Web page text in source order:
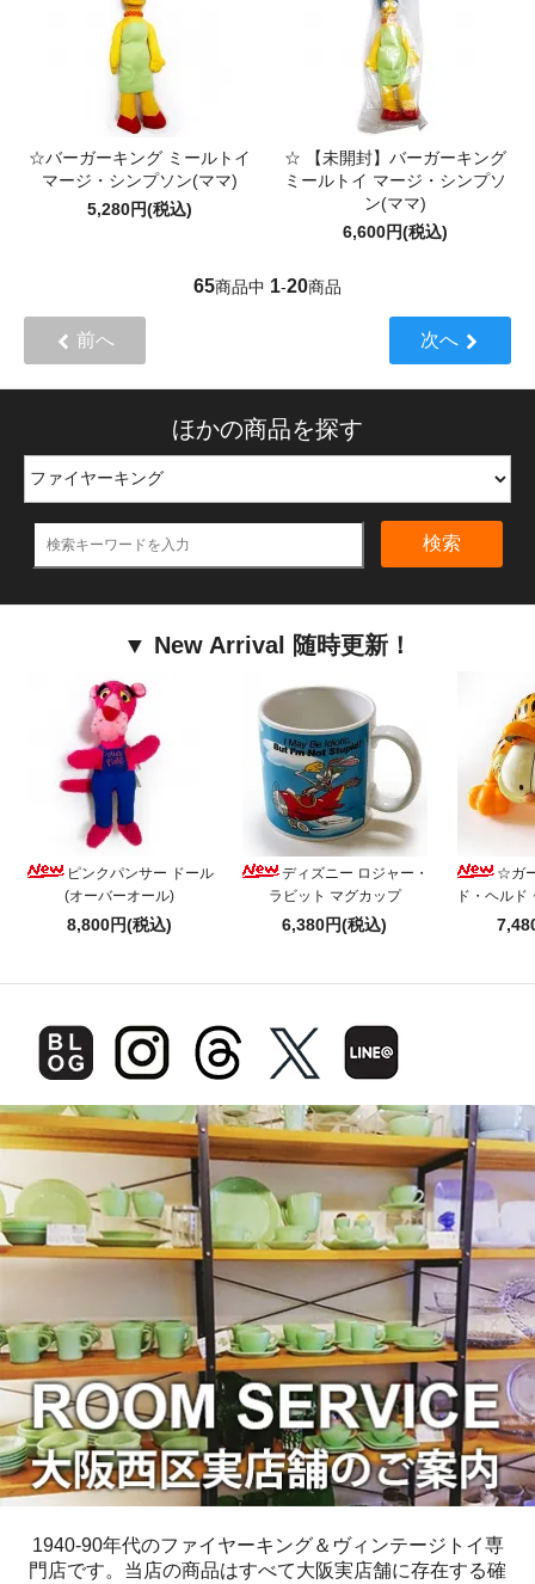
☆バーガーキング ミールトイ
マージ・シンプソン(ママ)
5,280円(税込)
☆ 【未開封】バーガーキング
ミールトイ マージ・シンプソ
ン(ママ)
6,600円(税込)
65商品中 1-20商品
前へ 次へ
ほかの商品を探す
検索
▼ New Arrival 随時更新！
ピンクパンサー ドール
(オーバーオール)
8,800円(税込)
ディズニー ロジャー・
ラビット マグカップ
6,380円(税込)
☆ガ
ド・ヘルド
1940-90年代のファイヤーキング＆ヴィンテージトイ専
門店です。当店の商品はすべて大阪実店舗に存在する確